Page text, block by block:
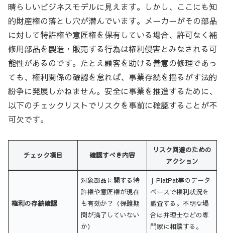
晴らしいビジネスモデルに見えます。しかし、ここにも知
的財産権の落とし穴が潜んでいます。メーカーがその部品
に対して特許権や意匠権を保有している場合、許可なく補
修用部品を製造・販売する行為は権利侵害とみなされる可
能性があるのです。たとえ顧客を助ける善意の修理であっ
ても、権利関係の確認を怠れば、事業存続を揺るがす法的
紛争に発展しかねません。安全に事業を推進するために、
以下のチェックリストでリスクを事前に確認することが不
可欠です。
チェック項目 確認すべき内容
リスク回避のための
アクション
権利の存続確認
対象部品に関する特
許権や意匠権が現在
も有効か？（保護期
間が満了していない
か）
J-PlatPat等のデータ
ベースで権利状況を
調査する。不明な場
合は弁理士などの専
門家に相談する。